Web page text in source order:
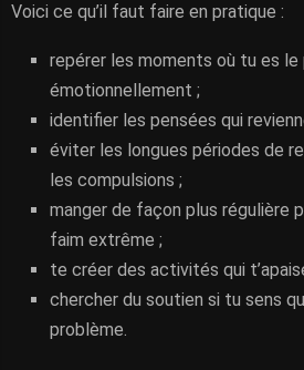
Voici ce qu’il faut faire en pratique :
repérer les moments où tu es le
émotionnellement ;
identifier les pensées qui
éviter les longues périodes de
les compulsions ;
manger de façon plus régulière
faim extrême ;
te créer des activités qui
chercher du soutien si tu sens
problème.